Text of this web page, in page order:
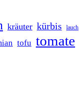
kräuter kürbis lauch
tofu tomate